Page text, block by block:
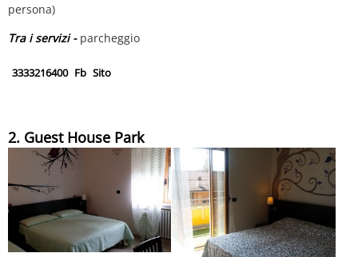
persona)
Tra i servizi - parcheggio
3333216400 Fb Sito
2. Guest House Park